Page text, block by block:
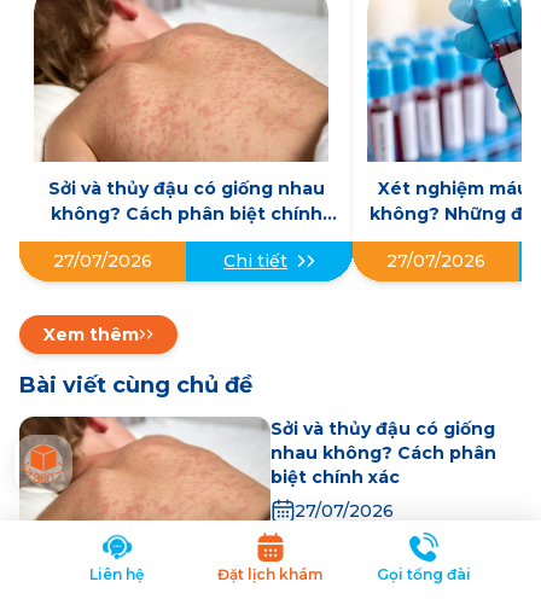
Sởi và thủy đậu có giống nhau
không? Cách phân biệt chính
xác
27/07/2026
Chi tiết
Xét nghiệm máu
không? Những
27/07/2026
Xem thêm
Bài viết cùng chủ đề
Sởi và thủy đậu có giống
nhau không? Cách phân
biệt chính xác
27/07/2026
Xét nghiệm máu có ra
Liên hệ Đặt lịch khám Gọi tổng đài